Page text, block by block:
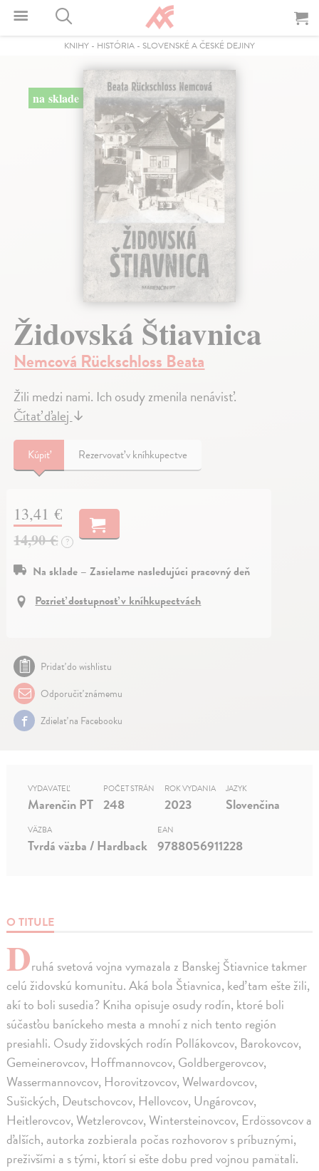
KNIHY - HISTÓRIA - SLOVENSKÉ A ČESKÉ DEJINY
na sklade
Židovská Štiavnica
Nemcová Rückschloss Beata
Žili medzi nami. Ich osudy zmenila nenávisť.
Čítať ďalej ↓
Kúpiť Rezervovať v kníhkupectve
13,41 €
14,90 € ?
Na sklade – Zasielame nasledujúci pracovný deň
Pozrieť dostupnosť v kníhkupectvách
Pridať do wishlistu
Odporučiť známemu
Zdielať na Facebooku
O TITULE
Druhá svetová vojna vymazala z Banskej Štiavnice takmer
celú židovskú komunitu. Aká bola Štiavnica, keď tam ešte žili,
akí to boli susedia? Kniha opisuje osudy rodín, ktoré boli
súčasťou baníckeho mesta a mnohí z nich tento región
presiahli. Osudy židovských rodín Pollákovcov, Barokovcov,
Gemeinerovcov, Hoffmannovcov, Goldbergerovcov,
Wassermannovcov, Horovitzovcov, Welwardovcov,
Sušických, Deutschovcov, Hellovcov, Ungárovcov,
Heitlerovcov, Wetzlerovcov, Wintersteinovcov, Erdössovcov a
ďalších, autorka zozbierala počas rozhovorov s príbuznými,
preživšími a s tými, ktorí si ešte dobu pred vojnou pamätali.
VYDAVATEĽ
Marenčin PT
POČET STRÁN
248
ROK VYDANIA
2023
JAZYK
Slovenčina
VÄZBA
Tvrdá väzba / Hardback
EAN
9788056911228